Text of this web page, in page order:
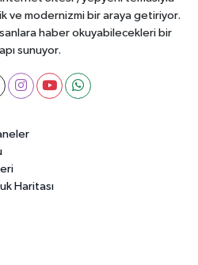
ve modernizmi bir araya getiriyor.
haber okuyabilecekleri bir
sunuyor.
Haritası